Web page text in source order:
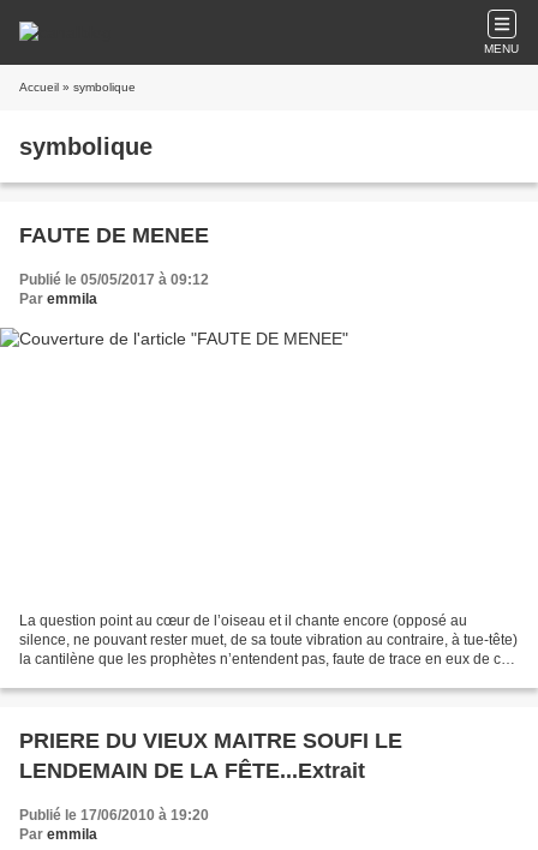
MENU
Accueil » symbolique
symbolique
FAUTE DE MENEE
Publié le 05/05/2017 à 09:12
Par emmila
La question point au cœur de l’oiseau et il chante encore (opposé au
silence, ne pouvant rester muet, de sa toute vibration au contraire, à tue-tête)
la cantilène que les prophètes n’entendent pas, faute de trace en eux de ce
PRIERE DU VIEUX MAITRE SOUFI LE
LENDEMAIN DE LA FÊTE...Extrait
Publié le 17/06/2010 à 19:20
Par emmila